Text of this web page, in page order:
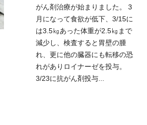
がん剤治療が始まりました。 3
月になって食欲が低下、3/15に
は3.5㎏あった体重が2.5㎏まで
減少し、検査すると胃壁の腫
れ、更に他の臓器にも転移の恐
れがありロイナーゼを投与。
3/23に抗がん剤投与...